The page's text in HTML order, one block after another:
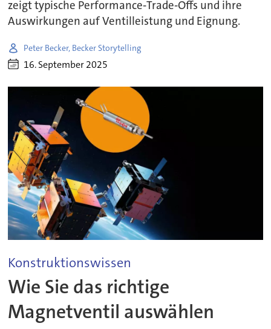
zeigt typische Performance‑Trade‑Offs und ihre
Auswirkungen auf Ventilleistung und Eignung.
Peter Becker, Becker Storytelling
16. September 2025
Konstruktionswissen
Wie Sie das richtige
Magnetventil auswählen